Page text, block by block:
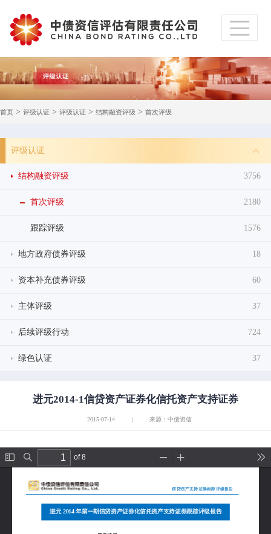
首页 > 评级认证 > 评级认证 > 结构融资评级 > 首次评级
评级认证
结构融资评级 3756
首次评级 2180
跟踪评级 1576
地方政府债券评级 18
资本补充债券评级 60
主体评级 37
后续评级行动 724
绿色认证 37
进元2014-1信贷资产证券化信托资产支持证券
2015-07-14 | 来源：中债资信